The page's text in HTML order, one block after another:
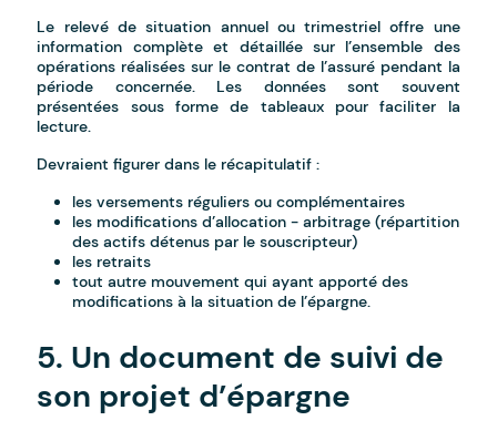
Le relevé de situation annuel ou trimestriel offre une
information complète et détaillée sur l’ensemble des
opérations réalisées sur le contrat de l’assuré pendant la
période concernée. Les données sont souvent
présentées sous forme de tableaux pour faciliter la
lecture.
Devraient figurer dans le récapitulatif :
les versements réguliers ou complémentaires
les modifications d’allocation - arbitrage (répartition
des actifs détenus par le souscripteur)
les retraits
tout autre mouvement qui ayant apporté des
modifications à la situation de l’épargne.
5. Un document de suivi de
son projet d’épargne